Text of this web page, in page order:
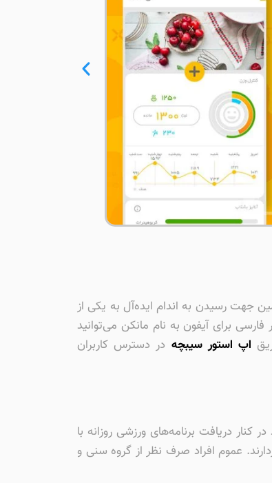
جهت رسیدن به اندام ایده‌آل به یکی از
برای آیفون به نام مانکن می‌توانید
اپ استور سیبچه در دسترس کاربران
کنار دریافت برنامه‌های ورزشی روزانه با
عموم افراد صرف نظر از گروه سنی و